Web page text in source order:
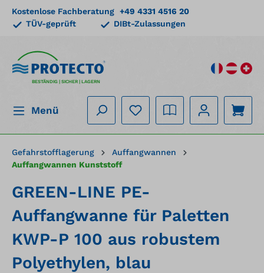
springen
Kostenlose Fachberatung +49 4331 4516 20
TÜV-geprüft
DIBt-Zulassungen
BESTÄNDIG | SICHER | LAGERN
Menü
Gefahrstofflagerung
Auffangwannen
Auffangwannen Kunststoff
GREEN-LINE PE-
Auffangwanne für Paletten
KWP-P 100 aus robustem
Polyethylen, blau